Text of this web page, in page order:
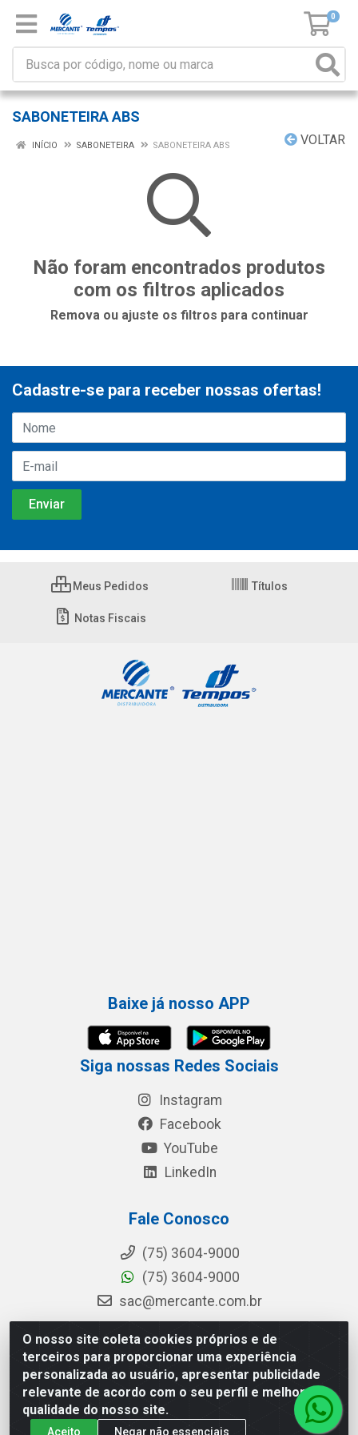
0
SABONETEIRA ABS
VOLTAR
INÍCIO SABONETEIRA SABONETEIRA ABS
Não foram encontrados produtos
com os filtros aplicados
Remova ou ajuste os filtros para continuar
O nosso site coleta cookies próprios e de
terceiros para proporcionar uma experiência
personalizada ao usuário, apresentar publicidade
relevante de acordo com o seu perfil e melhorar a
qualidade do nosso site.
Aceito Negar não essenciais
Cadastre-se para receber nossas ofertas!
Meus Pedidos Títulos
Notas Fiscais
Baixe já nosso APP
Siga nossas Redes Sociais
Instagram
Facebook
YouTube
LinkedIn
Fale Conosco
(75) 3604-9000
(75) 3604-9000
sac@mercante.com.br
Mercante Distribuidora - Rua Mercante, 699 - Aviário, Feira de
Santana/BA - CEP 44.096-218 - CNPJ 96.755.848/0001-08